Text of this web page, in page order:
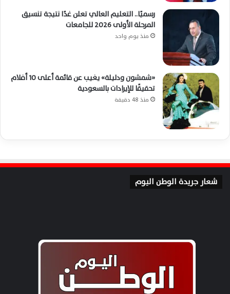
رسميًا.. التعليم العالي تعلن غدًا نتيجة تنسيق
المرحلة الأولى 2026 للجامعات
منذ يوم واحد
«شمشون ودليلة» يغيب عن قائمة أعلى 10 أفلام
تحقيقًا للإيرادات بالسعودية
منذ 48 دقيقة
شعار جريدة الوطن اليوم